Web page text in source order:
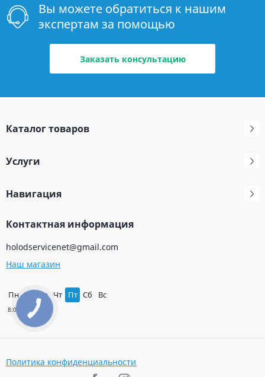
Вы можете обратиться к нашим
экспертам за помощью
Заказать консультацию
Каталог товаров
Услуги
Навигация
Контактная информация
holodservicenet@gmail.com
Наш магазин
Пн Вт Ср Чт Пт Сб Вс
Политика конфиденциальности